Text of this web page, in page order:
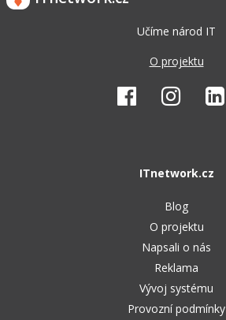
Učíme národ IT
O projektu
ITnetwork.cz
Blog
O projektu
Napsali o nás
Reklama
Vývoj systému
Provozní podmínky